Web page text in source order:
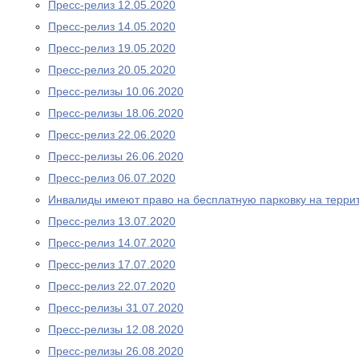
Пресс-релиз 12.05.2020
Пресс-релиз 14.05.2020
Пресс-релиз 19.05.2020
Пресс-релиз 20.05.2020
Пресс-релизы 10.06.2020
Пресс-релизы 18.06.2020
Пресс-релиз 22.06.2020
Пресс-релизы 26.06.2020
Пресс-релиз 06.07.2020
Инвалиды имеют право на бесплатную парковку на
Пресс-релиз 13.07.2020
Пресс-релиз 14.07.2020
Пресс-релиз 17.07.2020
Пресс-релиз 22.07.2020
Пресс-релизы 31.07.2020
Пресс-релизы 12.08.2020
Пресс-релизы 26.08.2020